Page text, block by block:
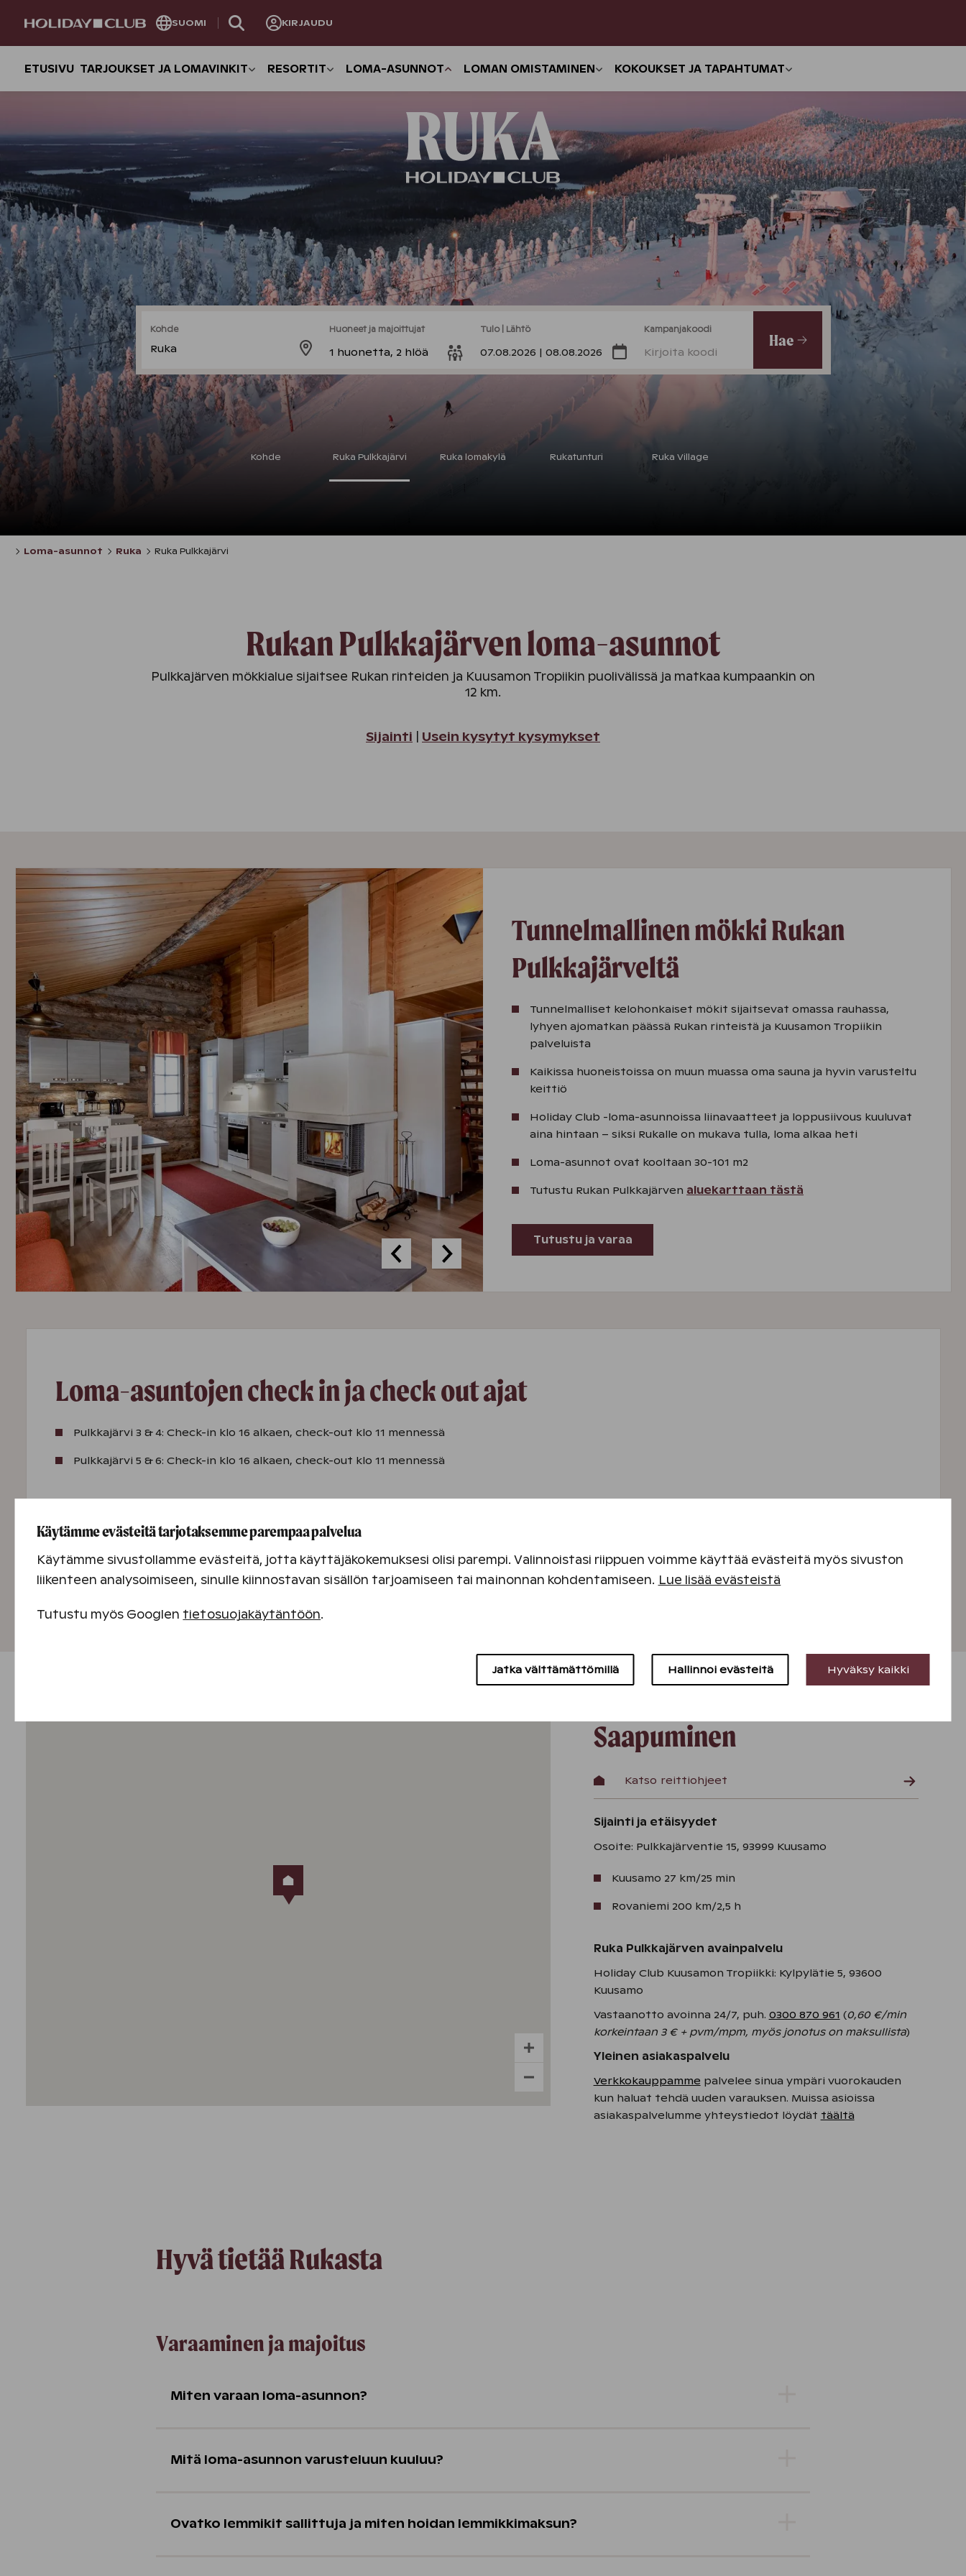
SIVUNAVIGOINTI
SUOMI KIRJAUDU
ETUSIVU TARJOUKSET JA LOMAVINKIT RESORTIT LOMA-ASUNNOT LOMAN OMISTAMINEN KOKOUKSET JA TAPAHTUMAT
Kohde
Ruka
Huoneet ja majoittujat
1 huonetta, 2 hlöä
Tulo | Lähtö
07.08.2026 | 08.08.2026
Kampanjakoodi
Kirjoita koodi
Hae
Kohde Ruka Pulkkajärvi Ruka lomakylä Rukatunturi Ruka Village
Loma-asunnot Ruka Ruka Pulkkajärvi
Rukan Pulkkajärven loma-asunnot
Pulkkajärven mökkialue sijaitsee Rukan rinteiden ja Kuusamon Tropiikin puolivälissä ja matkaa kumpaankin on
12 km.
Sijainti Usein kysytyt kysymykset
Tunnelmallinen mökki Rukan
Pulkkajärveltä
Tunnelmalliset kelohonkaiset mökit sijaitsevat omassa rauhassa,
lyhyen ajomatkan päässä Rukan rinteistä ja Kuusamon Tropiikin
palveluista
Kaikissa huoneistoissa on muun muassa oma sauna ja hyvin varusteltu
keittiö
Holiday Club -loma-asunnoissa liinavaatteet ja loppusiivous kuuluvat
aina hintaan – siksi Rukalle on mukava tulla, loma alkaa heti
Loma-asunnot ovat kooltaan 30-101 m2
Tutustu Rukan Pulkkajärven aluekarttaan tästä
Tutustu ja varaa
Loma-asuntojen check in ja check out ajat
Pulkkajärvi 3 & 4: Check-in klo 16 alkaen, check-out klo 11 mennessä
Pulkkajärvi 5 & 6: Check-in klo 16 alkaen, check-out klo 11 mennessä
Voit tarkistaa check in ja check out ajat myös verkkokaupasta majoituksen sivulta sekä varausvahvistukseltasi.
Saapuminen
Katso reittiohjeet
Sijainti ja etäisyydet
Osoite: Pulkkajärventie 15, 93999 Kuusamo
Kuusamo 27 km/25 min
Rovaniemi 200 km/2,5 h
Ruka Pulkkajärven avainpalvelu
Holiday Club Kuusamon Tropiikki: Kylpylätie 5, 93600
Kuusamo
Vastaanotto avoinna 24/7, puh. 0300 870 961 (0,60 €/min
korkeintaan 3 € + pvm/mpm, myös jonotus on maksullista)
Yleinen asiakaspalvelu
Verkkokauppamme palvelee sinua ympäri vuorokauden
kun haluat tehdä uuden varauksen. Muissa asioissa
asiakaspalvelumme yhteystiedot löydät täältä
Hyvä tietää Rukasta
Varaaminen ja majoitus
Miten varaan loma-asunnon?
Mitä loma-asunnon varusteluun kuuluu?
Ovatko lemmikit sallittuja ja miten hoidan lemmikkimaksun?
Käytämme evästeitä tarjotaksemme parempaa palvelua
Käytämme sivustollamme evästeitä, jotta käyttäjäkokemuksesi olisi parempi. Valinnoistasi riippuen voimme käyttää evästeitä myös sivuston
liikenteen analysoimiseen, sinulle kiinnostavan sisällön tarjoamiseen tai mainonnan kohdentamiseen. Lue lisää evästeistä
Tutustu myös Googlen tietosuojakäytäntöön.
Sisällön kohdentamisen evästeet
Jatka välttämättömillä Hallinnoi evästeitä Hyväksy kaikki